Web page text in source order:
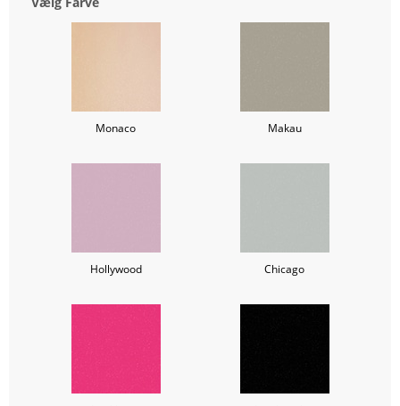
Monaco Makau
Hollywood Chicago